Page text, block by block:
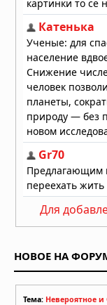
Для
НОВОЕ НА
Тема: Невероятное